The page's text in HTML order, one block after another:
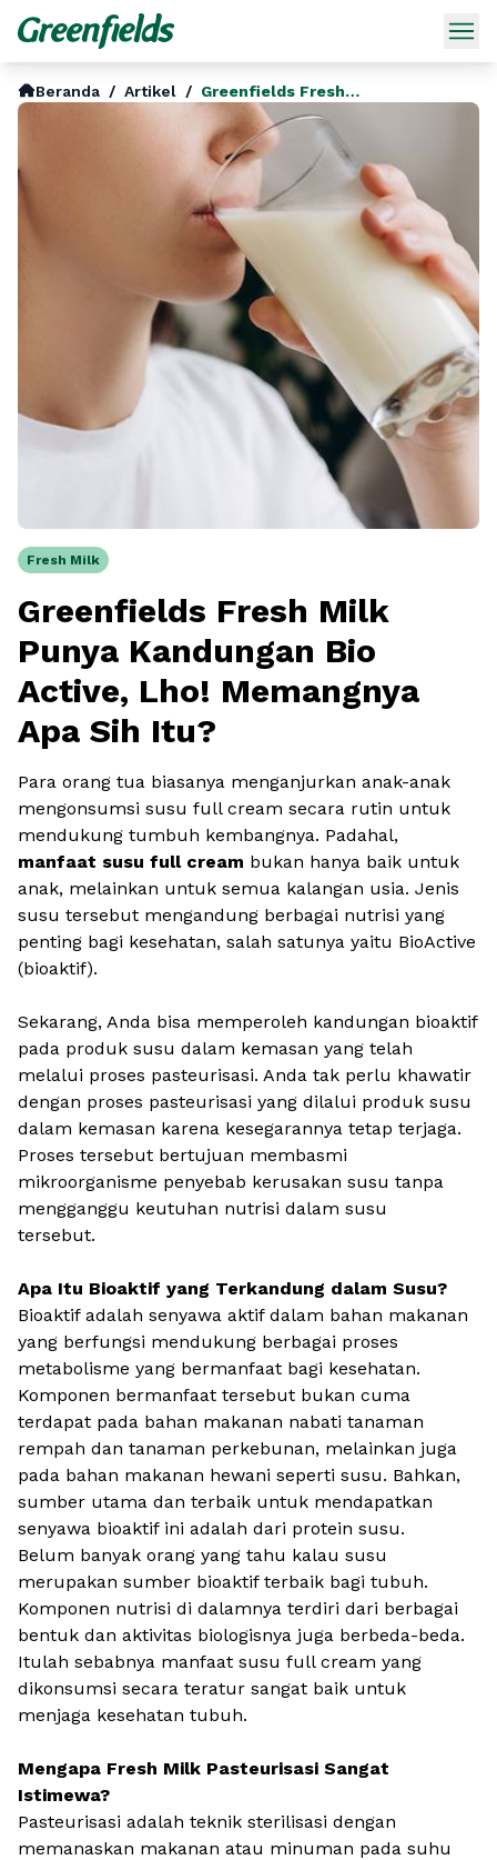
Beranda / Artikel / Greenfields Freshmilk Punya Kandungan Bio Active Memangnya Apa Sih Itu
Fresh Milk
Greenfields Fresh Milk
Punya Kandungan Bio
Active, Lho! Memangnya
Apa Sih Itu?
Para orang tua biasanya menganjurkan anak-anak
mengonsumsi susu full cream secara rutin untuk
mendukung tumbuh kembangnya. Padahal,
manfaat susu full cream bukan hanya baik untuk
anak, melainkan untuk semua kalangan usia. Jenis
susu tersebut mengandung berbagai nutrisi yang
penting bagi kesehatan, salah satunya yaitu BioActive
(bioaktif).
Sekarang, Anda bisa memperoleh kandungan bioaktif
pada produk susu dalam kemasan yang telah
melalui proses pasteurisasi. Anda tak perlu khawatir
dengan proses pasteurisasi yang dilalui produk susu
dalam kemasan karena kesegarannya tetap terjaga.
Proses tersebut bertujuan membasmi
mikroorganisme penyebab kerusakan susu tanpa
mengganggu keutuhan nutrisi dalam susu
tersebut.
Apa Itu Bioaktif yang Terkandung dalam Susu?
Bioaktif adalah senyawa aktif dalam bahan makanan
yang berfungsi mendukung berbagai proses
metabolisme yang bermanfaat bagi kesehatan.
Komponen bermanfaat tersebut bukan cuma
terdapat pada bahan makanan nabati tanaman
rempah dan tanaman perkebunan, melainkan juga
pada bahan makanan hewani seperti susu. Bahkan,
sumber utama dan terbaik untuk mendapatkan
senyawa bioaktif ini adalah dari protein susu.
Belum banyak orang yang tahu kalau susu
merupakan sumber bioaktif terbaik bagi tubuh.
Komponen nutrisi di dalamnya terdiri dari berbagai
bentuk dan aktivitas biologisnya juga berbeda-beda.
Itulah sebabnya manfaat susu full cream yang
dikonsumsi secara teratur sangat baik untuk
menjaga kesehatan tubuh.
Mengapa Fresh Milk Pasteurisasi Sangat
Istimewa?
Pasteurisasi adalah teknik sterilisasi dengan
memanaskan makanan atau minuman pada suhu